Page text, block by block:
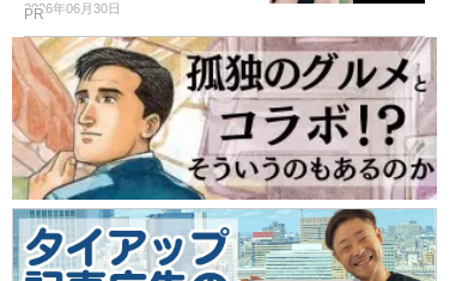
2026年06月30日
PR